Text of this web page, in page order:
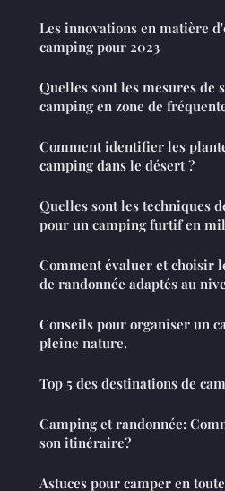
Les innovations en matière
camping pour 2023
Quelles sont les mesures de
camping en zone de
Comment identifier les
camping dans le désert ?
Quelles sont les techniques
pour un camping furtif en
Comment évaluer et choisir
de randonnée adaptés au
Conseils pour organiser un
pleine nature.
Top 5 des destinations de
Camping et randonnée:
son itinéraire?
Astuces pour camper en